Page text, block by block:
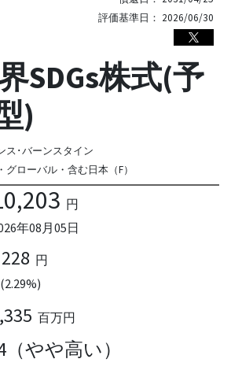
評価基準日： 2026/06/30
SDGs株式(予
)
ス･バーンスタイン
グローバル・含む日本（F）
円
年08月05日
228 円
(2.29%)
百万円
（やや高い）